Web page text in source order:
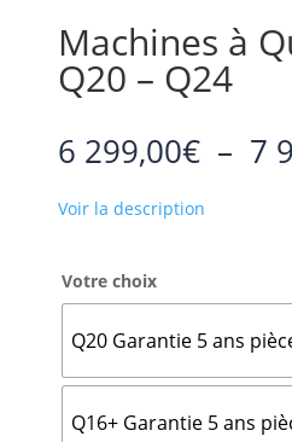
Machines à
Q20 – Q24
6 299,00€ – 7
Voir la description
Votre choix
Q20 Garantie 5 ans
Q16+ Garantie 5 ans